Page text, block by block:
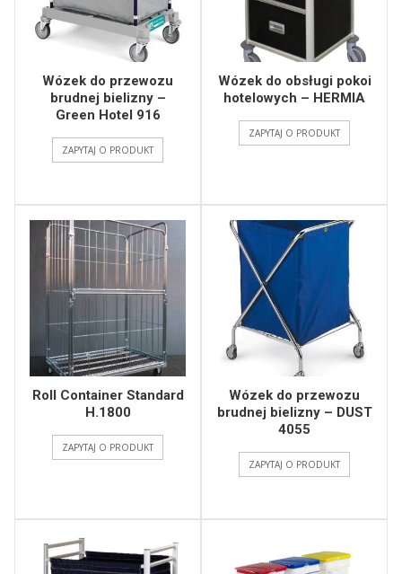
Wózek do przewozu
brudnej bielizny –
Green Hotel 916
ZAPYTAJ O PRODUKT
Wózek do obsługi pokoi
hotelowych – HERMIA
ZAPYTAJ O PRODUKT
Roll Container Standard
H.1800
ZAPYTAJ O PRODUKT
Wózek do przewozu
brudnej bielizny – DUST
4055
ZAPYTAJ O PRODUKT